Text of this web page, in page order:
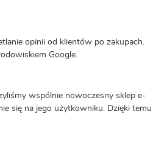
opinii od klientów po zakupach.
Google.
wspólnie nowoczesny sklep e-
się na jego użytkowniku. Dzięki temu